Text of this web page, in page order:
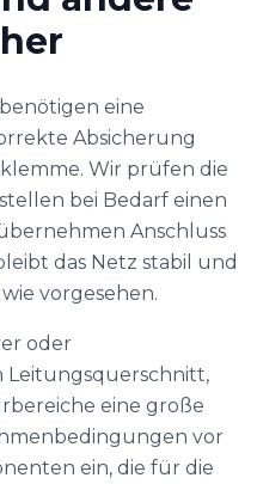
eine
Absicherung
Wir prüfen die
bei Bedarf einen
Anschluss
das Netz stabil und
vorgesehen.
oder
Leitungsquerschnitt,
eine große
vor
ein, die für die